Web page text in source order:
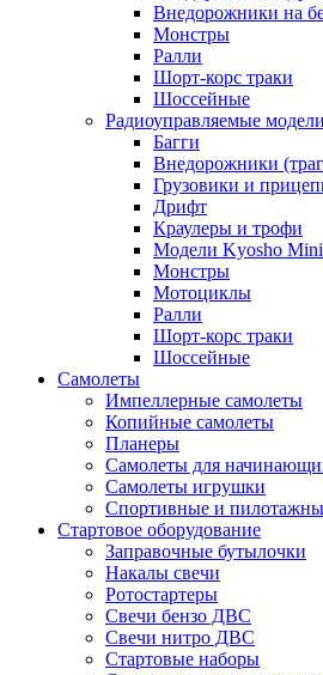
Внедорожники на
Монстры
Ралли
Шорт-корс траки
Шоссейные
Радиоуправляемые
Багги
Внедорожники
Грузовики и
Дрифт
Краулеры и трофи
Модели Kyosho
Монстры
Мотоциклы
Ралли
Шорт-корс траки
Шоссейные
Самолеты
Импеллерные самолеты
Копийные самолеты
Планеры
Самолеты для
Самолеты игрушки
Спортивные и
Стартовое оборудование
Заправочные бутылочки
Накалы свечи
Ротостартеры
Свечи бензо ДВС
Свечи нитро ДВС
Стартовые наборы